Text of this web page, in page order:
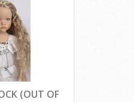
(OUT OF